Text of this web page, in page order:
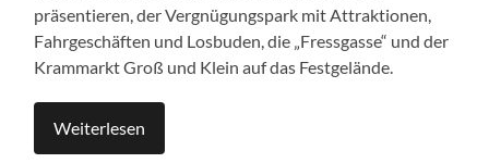
präsentieren, der Vergnügungspark mit Attraktionen,
Fahrgeschäften und Losbuden, die „Fressgasse“ und der
Krammarkt Groß und Klein auf das Festgelände.
Weiterlesen